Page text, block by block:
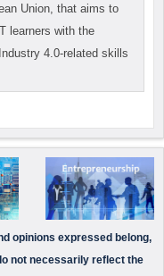
Union, that aims to
learners with the
4.0-related skills
opinions expressed belong,
not necessarily reflect the